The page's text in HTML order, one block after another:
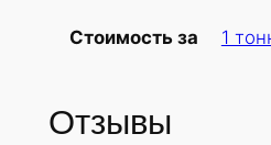
д
Стоимость за 1
Отзывы